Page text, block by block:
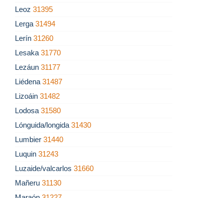
Leoz 31395
Lerga 31494
Lerín 31260
Lesaka 31770
Lezáun 31177
Liédena 31487
Lizoáin 31482
Lodosa 31580
Lónguida/longida 31430
Lumbier 31440
Luquin 31243
Luzaide/valcarlos 31660
Mañeru 31130